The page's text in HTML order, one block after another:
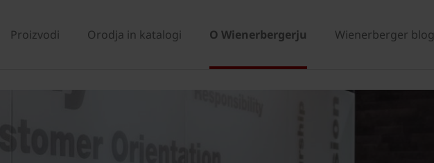
Proizvodi Orodja in katalogi O Wienerbergerju Wienerberger blog